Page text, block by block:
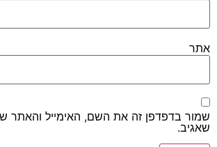
אתר
שמור בדפדפן זה את השם, האימייל והאתר
שאגיב.